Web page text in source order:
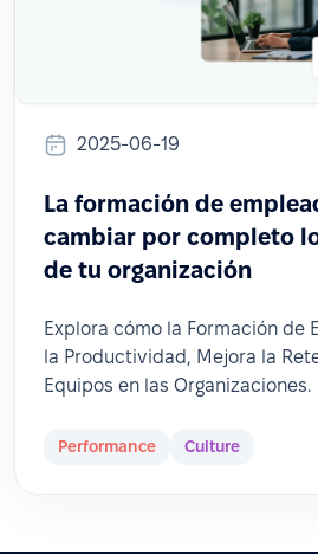
2025-06-19
La formación de
cambiar por completo
de tu organización
Explora cómo la Formación de
la Productividad, Mejora la
Equipos en las Organizaciones.
Performance Culture